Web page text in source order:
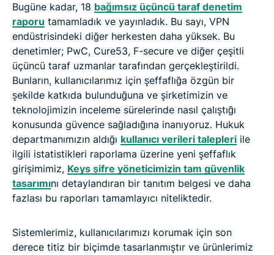
Bugüne kadar, 18 bağımsız üçüncü taraf denetim
raporu tamamladık ve yayınladık. Bu sayı, VPN
endüstrisindeki diğer herkesten daha yüksek. Bu
denetimler; PwC, Cure53, F-secure ve diğer çeşitli
üçüncü taraf uzmanlar tarafından gerçekleştirildi.
Bunların, kullanıcılarımız için şeffaflığa özgün bir
şekilde katkıda bulunduğuna ve şirketimizin ve
teknolojimizin inceleme sürelerinde nasıl çalıştığı
konusunda güvence sağladığına inanıyoruz. Hukuk
departmanımızın aldığı kullanıcı verileri talepleri ile
ilgili istatistikleri raporlama üzerine yeni şeffaflık
girişimimiz, Keys şifre yöneticimizin tam güvenlik
tasarımını detaylandıran bir tanıtım belgesi ve daha
fazlası bu raporları tamamlayıcı niteliktedir.
Sistemlerimiz, kullanıcılarımızı korumak için son
derece titiz bir biçimde tasarlanmıştır ve ürünlerimiz